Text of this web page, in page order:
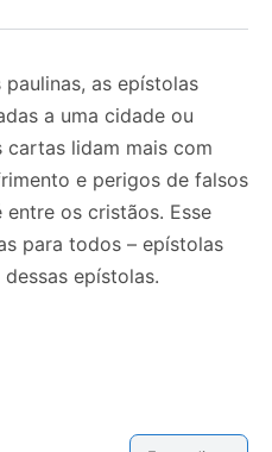
as epístolas
a uma cidade ou
cartas lidam mais com
e perigos de falsos
os cristãos. Esse
para todos – epístolas
epístolas.